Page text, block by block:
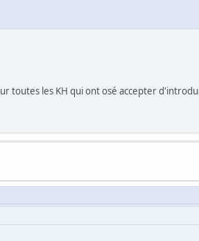
les KH qui ont osé accepter